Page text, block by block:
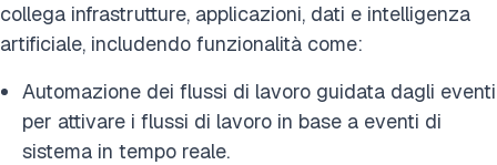
collega infrastrutture, applicazioni, dati e intelligenza
artificiale, includendo funzionalità come:
Automazione dei flussi di lavoro guidata dagli eventi
per attivare i flussi di lavoro in base a eventi di
sistema in tempo reale.